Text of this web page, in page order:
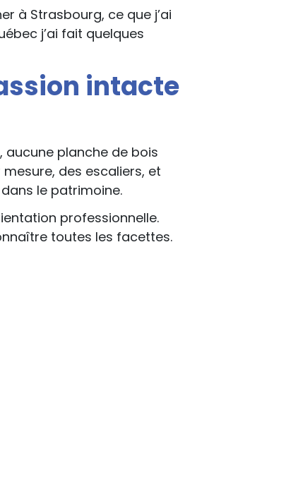
à Strasbourg, ce que j’ai
j’ai fait quelques
intacte
aucune planche de bois
des escaliers, et
le patrimoine.
professionnelle.
toutes les facettes.